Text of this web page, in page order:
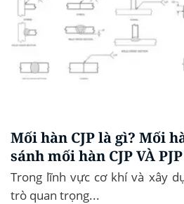
Mối hàn CJP là gì? Mối
sánh mối hàn CJP VÀ PJP
Trong lĩnh vực cơ khí và xây
trò quan trọng...